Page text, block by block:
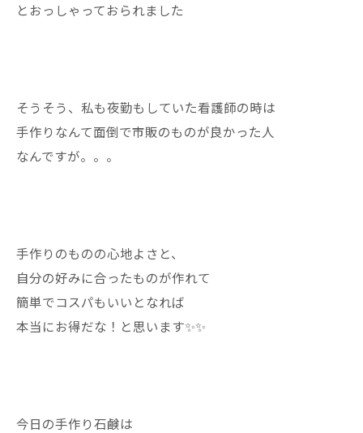
とおっしゃっておられました
そうそう、私も夜勤もしていた看護師の時は
手作りなんて面倒で市販のものが良かった人
なんですが。。。
手作りのものの心地よさと、
自分の好みに合ったものが作れて
簡単でコスパもいいとなれば
本当にお得だな！と思います✨✨
今日の手作り石鹸は